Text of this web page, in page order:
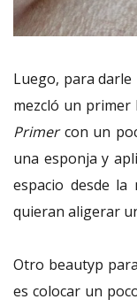
Luego, para
mezcló un primer
Primercon un
una esponja y
espacio desde la
quieran aligerar
Otro beautyp
es colocar un